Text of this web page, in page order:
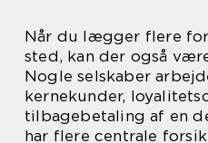
Når du lægger flere
sted, kan der også
Nogle selskaber
kernekunder,
tilbagebetaling af en
har flere centrale